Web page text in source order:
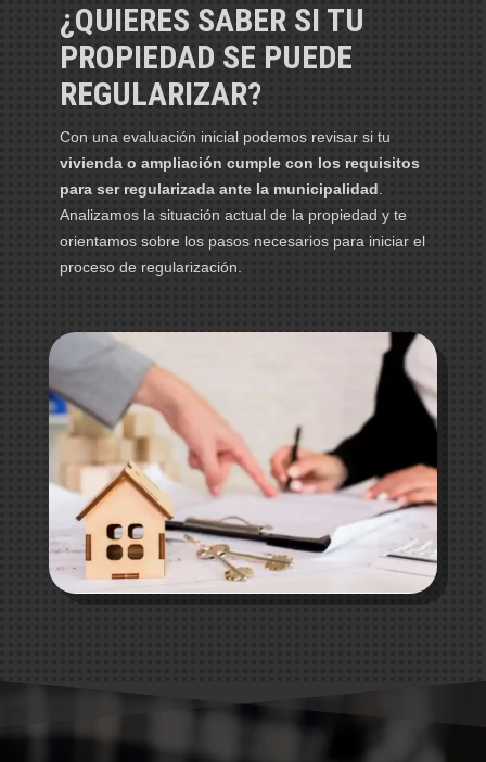
¿QUIERES SABER SI TU
PROPIEDAD SE PUEDE
REGULARIZAR?
Con una evaluación inicial podemos revisar si tu
vivienda o ampliación cumple con los requisitos
para ser regularizada ante la municipalidad
Analizamos la situación actual de la propiedad y te
orientamos sobre los pasos necesarios para iniciar el
proceso de regularización.